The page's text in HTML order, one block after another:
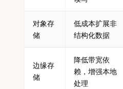
对象存
储
低成本扩展非
结构化数据
边缘存
储
降低带宽依
赖，增强本地
处理